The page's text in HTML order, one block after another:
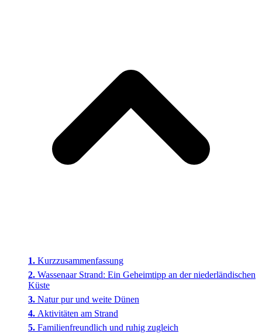
Kurzzusammenfassung
Wassenaar Strand: Ein Geheimtipp an der niederländischen
Küste
Natur pur und weite Dünen
Aktivitäten am Strand
Familienfreundlich und ruhig zugleich